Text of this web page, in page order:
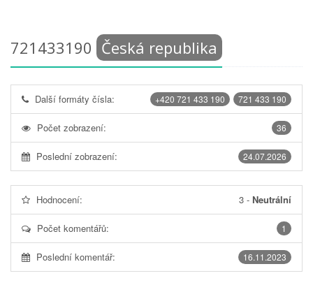
721433190 Česká republika
721 433 190
+420 721 433 190
Další formáty čísla:
36
Počet zobrazení:
24.07.2026
Poslední zobrazení:
Hodnocení: 3 - Neutrální
1
Počet komentářů:
16.11.2023
Poslední komentář: